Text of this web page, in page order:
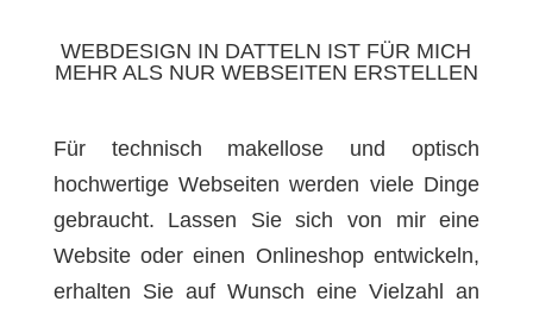
WEBDESIGN IN DATTELN IST FÜR MICH
MEHR ALS NUR WEBSEITEN ERSTELLEN
Für technisch makellose und optisch
hochwertige Webseiten werden viele Dinge
gebraucht. Lassen Sie sich von mir eine
Website oder einen Onlineshop entwickeln,
erhalten Sie auf Wunsch eine Vielzahl an